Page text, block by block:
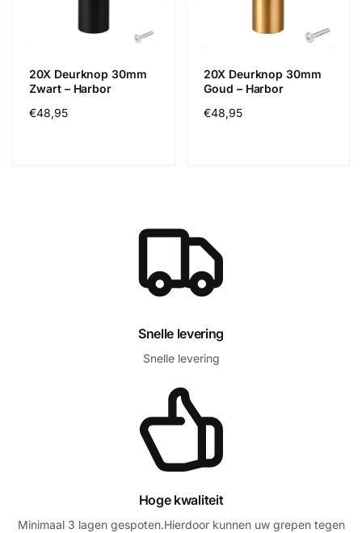
20X Deurknop 30mm
Zwart – Harbor
Normale
€48,95
20X Deurknop 30mm
Goud – Harbor
Normale
€48,95
Snelle levering
Snelle levering
Hoge kwaliteit
Minimaal 3 lagen gespoten.Hierdoor kunnen uw grepen tegen